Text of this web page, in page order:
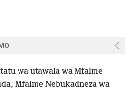
wa utawala wa Mfalme
Mfalme Nebukadneza wa